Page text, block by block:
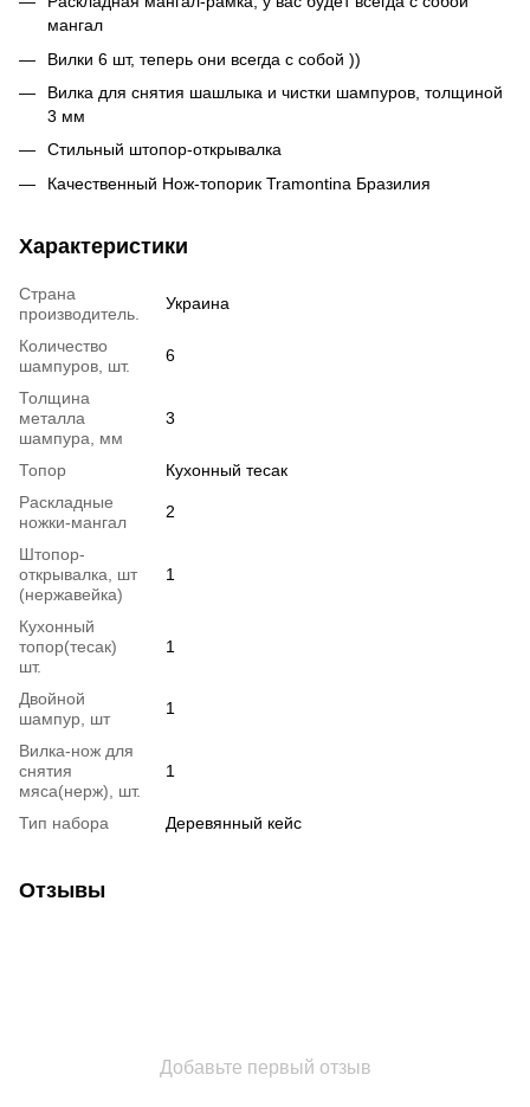
мангал
Вилки 6 шт, теперь они всегда с собой ))
Вилка для снятия шашлыка и чистки шампуров, толщиной
3 мм
Стильный штопор-открывалка
Качественный Нож-топорик Tramontina Бразилия
Характеристики
Страна
производитель.
Украина
Количество
шампуров, шт.
6
Толщина
металла
шампура, мм
3
Топор
Кухонный тесак
Раскладные
ножки-мангал
2
Штопор-
открывалка, шт
(нержавейка)
1
Кухонный
топор(тесак)
шт.
1
Двойной
шампур, шт
1
Вилка-нож для
снятия
мяса(нерж), шт.
1
Тип набора Деревянный кейс
Отзывы
Добавьте первый отзыв